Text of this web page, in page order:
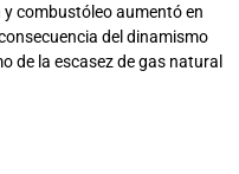
combustóleo aumentó en
del dinamismo
de la escasez de gas natural